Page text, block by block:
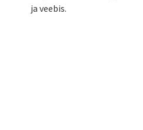
ja veebis.